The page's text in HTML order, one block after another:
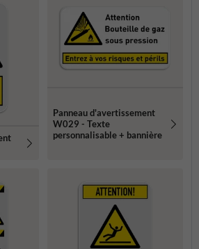
Panneau d'avertissement
W029 - Texte
personnalisable + bannière